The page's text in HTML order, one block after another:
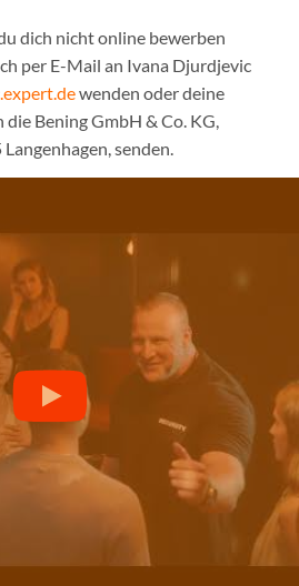
dich nicht online bewerben
per E-Mail an Ivana Djurdjevic
wenden oder deine
Bening GmbH & Co. KG,
senden.